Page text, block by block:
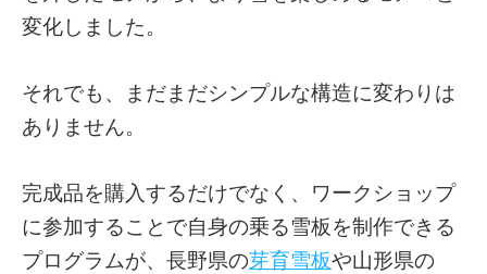
変化しました。
それでも、まだまだシンプルな構造に変わりは
ありません。
完成品を購入するだけでなく、ワークショップ
に参加することで自身の乗る雪板を制作できる
プログラムが、長野県の芽育雪板や山形県の